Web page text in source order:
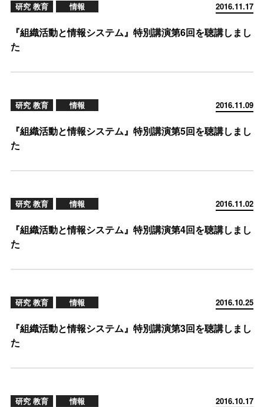
2016.11.17
研究 教育 情報
『組織活動と情報システム』特別講演第6回を聴講しまし
た
2016.11.09
研究 教育 情報
『組織活動と情報システム』特別講演第5回を聴講しまし
た
2016.11.02
研究 教育 情報
『組織活動と情報システム』特別講演第4回を聴講しまし
た
2016.10.25
研究 教育 情報
『組織活動と情報システム』特別講演第3回を聴講しまし
た
2016.10.17
研究 教育 情報